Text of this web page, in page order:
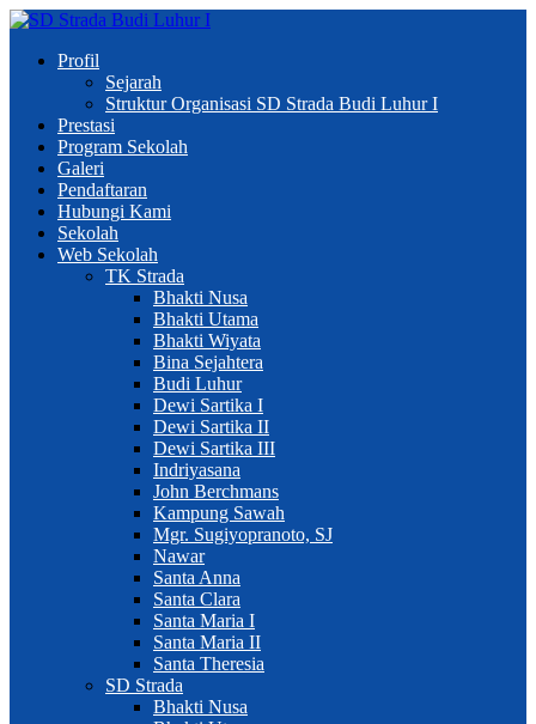
Profil
Sejarah
Struktur Organisasi SD Strada Budi Luhur I
Prestasi
Program Sekolah
Galeri
Pendaftaran
Hubungi Kami
Sekolah
Web Sekolah
TK Strada
Bhakti Nusa
Bhakti Utama
Bhakti Wiyata
Bina Sejahtera
Budi Luhur
Dewi Sartika I
Dewi Sartika II
Dewi Sartika III
Indriyasana
John Berchmans
Kampung Sawah
Mgr. Sugiyopranoto, SJ
Nawar
Santa Anna
Santa Clara
Santa Maria I
Santa Maria II
Santa Theresia
SD Strada
Bhakti Nusa